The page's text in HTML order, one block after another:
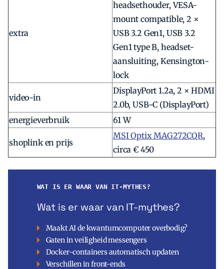
extra
headsethouder, VESA-
mount compatible, 2 ×
USB 3.2 Gen1, USB 3.2
Gen1 type B, headset-
aansluiting, Kensington-
lock
video-in
DisplayPort 1.2a, 2 × HDMI
2.0b, USB-C (DisplayPort)
energieverbruik
61 W
shoplink en prijs
MSI Optix MAG272CQR,
circa € 450
WAT IS ER WAAR VAN IT-MYTHES?
Wat is er waar van IT-mythes?
Maakt AI de kwantumcomputer overbodig?
Gaten in veiligheid messengers
Docker-containers automatisch updaten
Verschillen in front-ends